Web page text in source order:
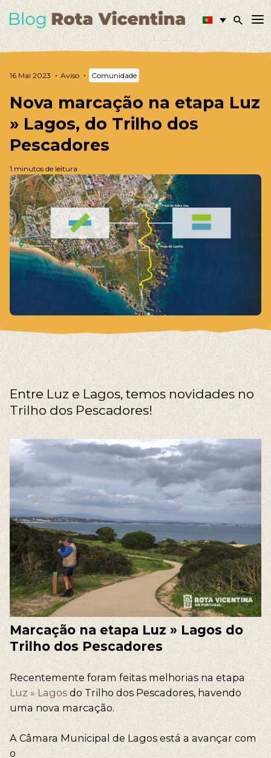
16 Mai 2023 Aviso Comunidade
Nova marcação na etapa Luz
» Lagos, do Trilho dos
Pescadores
1 minutos de leitura
Entre Luz e Lagos, temos novidades no
Trilho dos Pescadores!
Marcação na etapa Luz » Lagos do
Trilho dos Pescadores
Recentemente foram feitas melhorias na etapa
Luz » Lagos do Trilho dos Pescadores, havendo
uma nova marcação.
A Câmara Municipal de Lagos está a avançar com
o